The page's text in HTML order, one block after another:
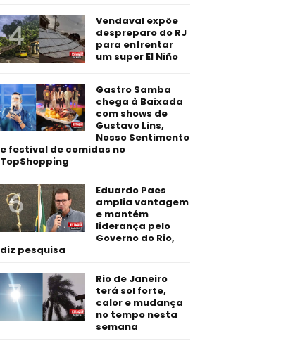
Vendaval expõe
despreparo do RJ
para enfrentar
um super El Niño
Gastro Samba
chega à Baixada
com shows de
Gustavo Lins,
Nosso Sentimento
e festival de comidas no
TopShopping
Eduardo Paes
amplia vantagem
e mantém
liderança pelo
Governo do Rio,
diz pesquisa
Rio de Janeiro
terá sol forte,
calor e mudança
no tempo nesta
semana